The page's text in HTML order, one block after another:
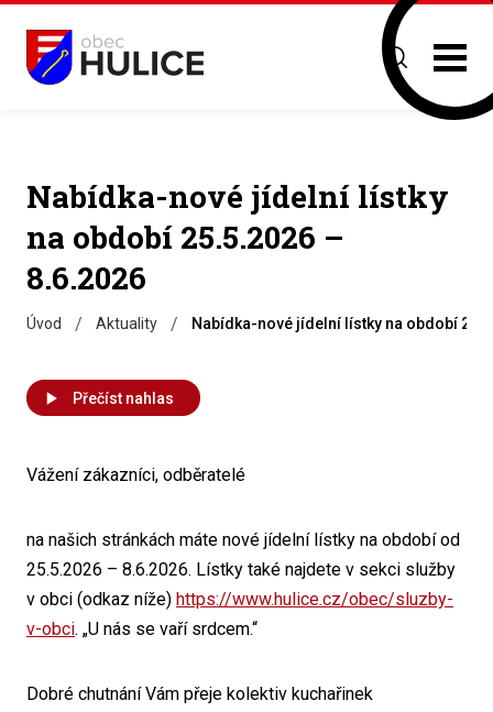
Nabídka-nové jídelní lístky
na období 25.5.2026 –
8.6.2026
Úvod / Aktuality / Nabídka-nové jídelní lístky na období
Přečíst nahlas
Vážení zákazníci, odběratelé
na našich stránkách máte nové jídelní lístky na období od
25.5.2026 – 8.6.2026. Lístky také najdete v sekci služby
v obci (odkaz níže) https://www.hulice.cz/obec/sluzby-
v-obci. „U nás se vaří srdcem.“
Dobré chutnání Vám přeje kolektiv kuchařinek